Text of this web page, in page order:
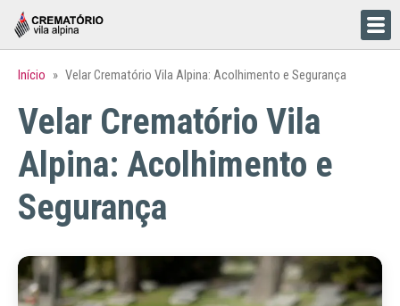
Início » Velar Crematório Vila Alpina: Acolhimento e Segurança
Velar Crematório Vila
Alpina: Acolhimento e
Segurança